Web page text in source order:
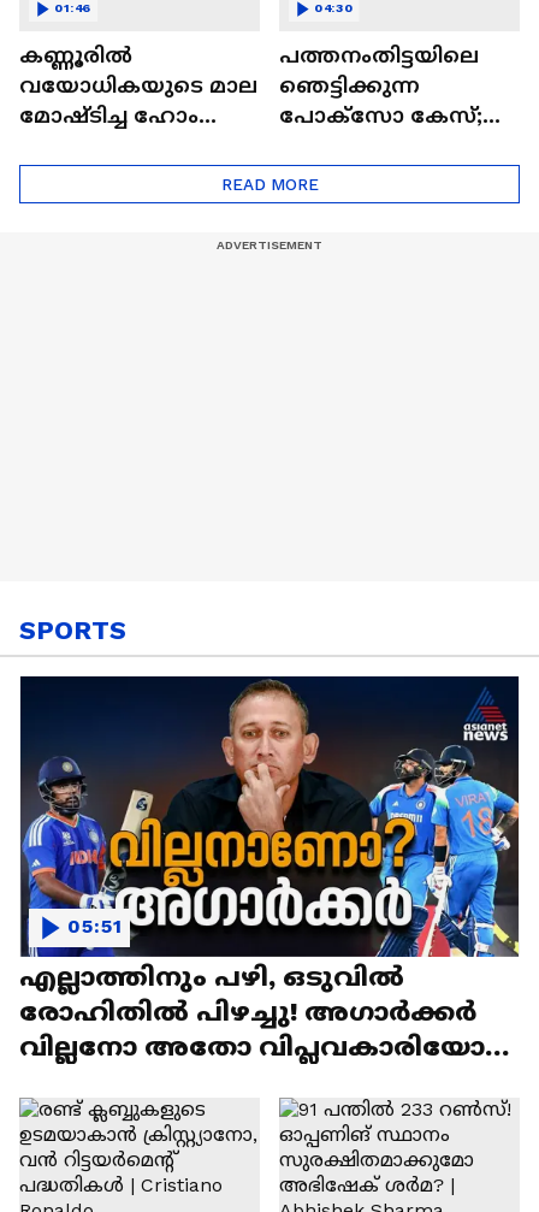
കണ്ണൂരില്‍
വയോധികയുടെ മാല
മോഷ്ടിച്ച ഹോം
ആണ്‍സുഹൃത്തും
പിടിയില്‍ | Kannur |
01:46
പത്തനംതിട്ടയിലെ
ഞെട്ടിക്കുന്ന
പോക്സോ കേസ്;
ഉൾപ്പെടെ ഏഴ് പേര്‍
പ്രതികൾ | POCSO
04:30
READ MORE
SPORTS
എല്ലാത്തിനും പഴി, ഒടുവില്‍
രോഹിതില്‍ പിഴച്ചു! അഗാര്‍ക്കർ
വില്ലനോ അതോ വിപ്ലവകാരിയോ? |
05:51